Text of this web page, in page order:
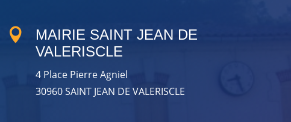

MAIRIE SAINT JEAN DE
VALERISCLE
4 Place Pierre Agniel
30960 SAINT JEAN DE VALERISCLE